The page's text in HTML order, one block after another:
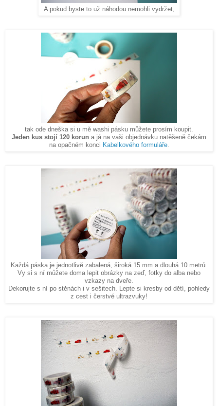
A pokud byste to už náhodou nemohli vydržet,
tak ode dneška si u mě washi pásku můžete prosím koupit.
Jeden kus stojí 120 korun a já na vaši objednávku natěšeně čekám
na opačném konci Kabelkového formuláře.
Každá páska je jednotlivě zabalená, široká 15 mm a dlouhá 10 metrů.
Vy si s ní můžete doma lepit obrázky na zeď, fotky do alba nebo
vzkazy na dveře.
Dekorujte s ní po stěnách i v sešitech. Lepte si kresby od dětí, pohledy
z cest i čerstvé ultrazvuky!